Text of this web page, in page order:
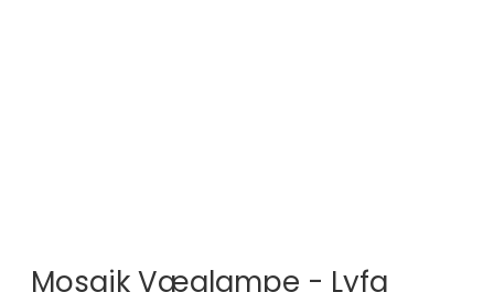
Mosaik Væglampe - Lyfa